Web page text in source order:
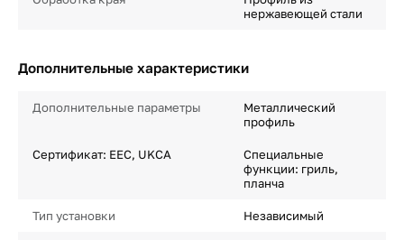
нержавеющей стали
Дополнительные характеристики
Дополнительные параметры
Металлический
профиль
Сертификат: EEC, UKCA
Специальные
функции: гриль,
планча
Тип установки Независимый